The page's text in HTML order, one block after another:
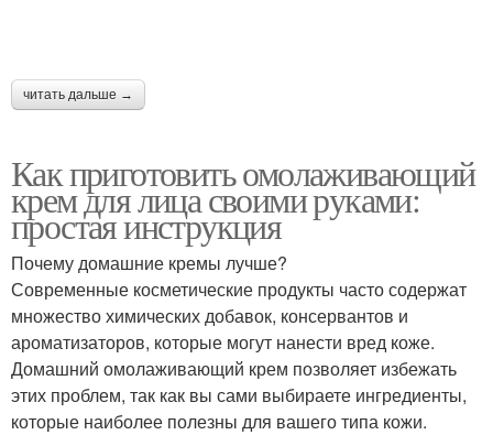
читать дальше →
Как приготовить омолаживающий
крем для лица своими руками:
простая инструкция
Почему домашние кремы лучше?
Современные косметические продукты часто содержат
множество химических добавок, консервантов и
ароматизаторов, которые могут нанести вред коже.
Домашний омолаживающий крем позволяет избежать
этих проблем, так как вы сами выбираете ингредиенты,
которые наиболее полезны для вашего типа кожи.